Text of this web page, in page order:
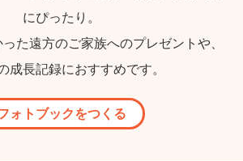
にぴったり。
た遠方のご家族へのプレゼントや、
成長記録におすすめです。
ォトブックをつくる